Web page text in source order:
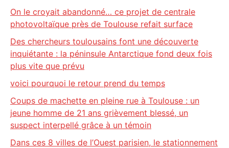
On le croyait abandonné… ce projet de centrale
photovoltaïque près de Toulouse refait surface
Des chercheurs toulousains font une découverte
inquiétante : la péninsule Antarctique fond deux fois
plus vite que prévu
voici pourquoi le retour prend du temps
Coups de machette en pleine rue à Toulouse : un
jeune homme de 21 ans grièvement blessé, un
suspect interpellé grâce à un témoin
Dans ces 8 villes de l’Ouest parisien, le stationnement